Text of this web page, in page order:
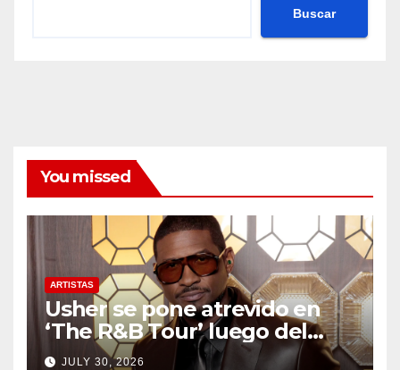
Buscar
You missed
ARTISTAS
Usher se pone atrevido en
‘The R&B Tour’ luego del
drama de un fan
JULY 30, 2026